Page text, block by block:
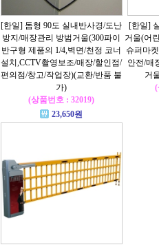
[한일] 돔형 90도 실내반사경/도난
방지/매장관리 방범거울(300파이
반구형 제품의 1/4,벽면/천정 코너
설치,CCTV촬영보조/매장/할인점/
편의점/창고/작업장)(교환/반품 불
가)
(상품번호 : 32019)
23,650원
[한일]
거울(어
슈퍼마
안전/매
거
(